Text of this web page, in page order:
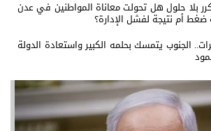
بلا حلول هل تحولت معاناة المواطنين في عدن
أم نتيجة لفشل الإدارة؟
الجنوب يتمسك بحلمه الكبير واستعادة الدولة